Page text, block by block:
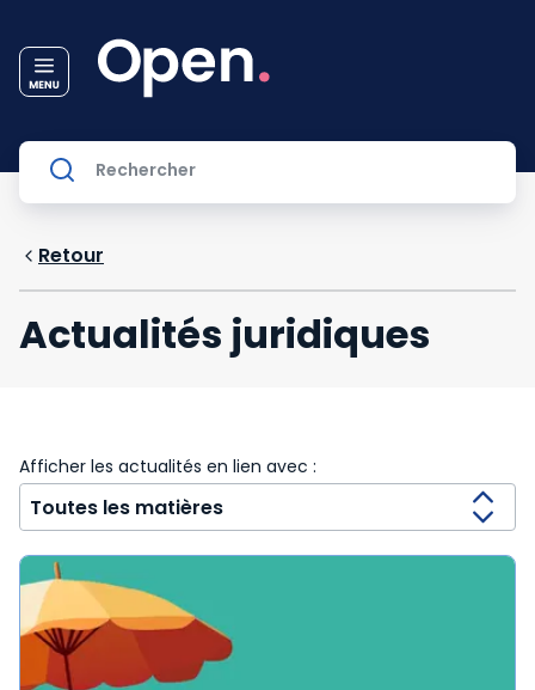
Retour
Actualités juridiques
Afficher les actualités en lien avec :